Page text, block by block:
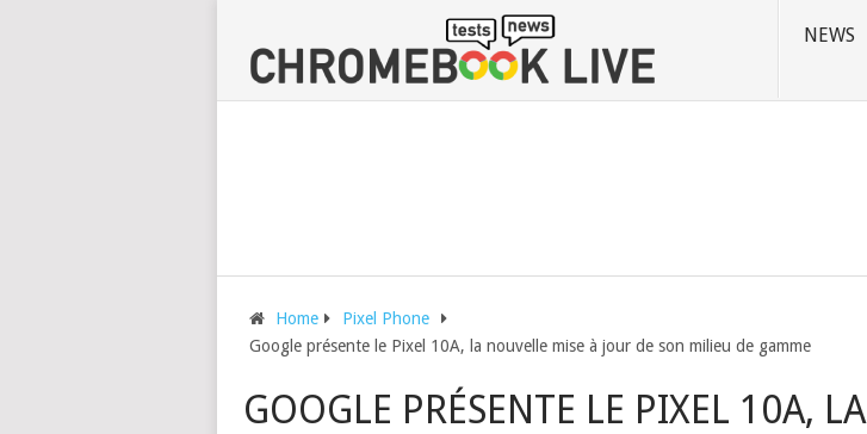
NEWS
Home
Pixel Phone
Google présente le Pixel 10A, la nouvelle mise à jour de son milieu de gamme
GOOGLE PRÉSENTE LE PIXEL 10A, LA